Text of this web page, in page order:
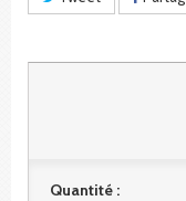
Quantité :